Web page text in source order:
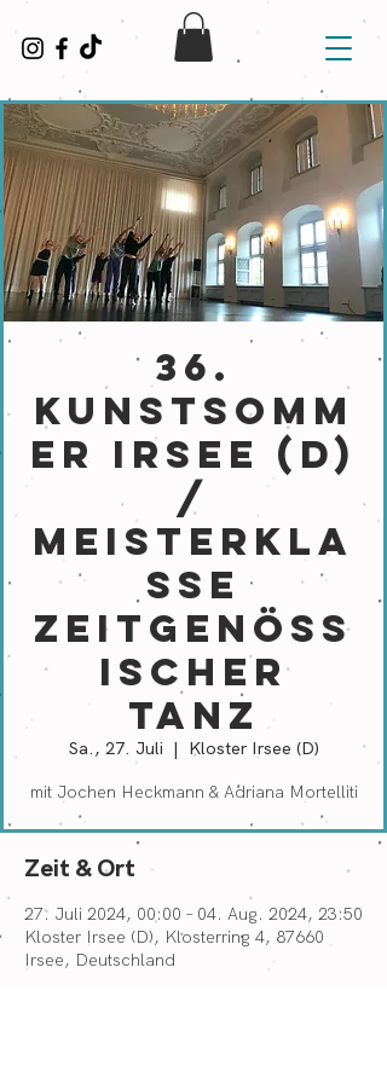
36.
Kunstsomm
er Irsee (D)
/
Meisterkla
sse
Zeitgenöss
ischer
Tanz
Sa., 27. Juli
  |
Kloster Irsee (D)
mit Jochen Heckmann & Adriana Mortelliti
Zeit & Ort
27. Juli 2024, 00:00 – 04. Aug. 2024, 23:50
Kloster Irsee (D), Klosterring 4, 87660
Irsee, Deutschland